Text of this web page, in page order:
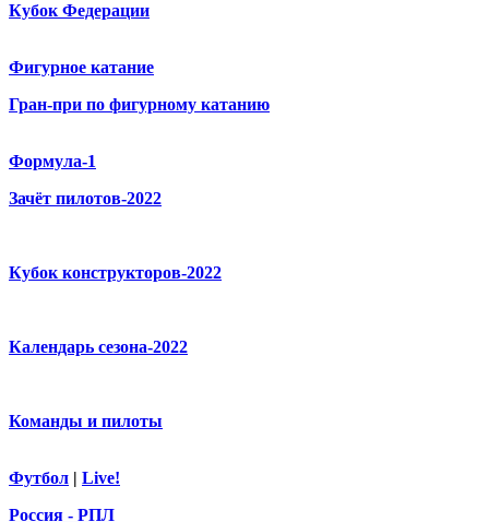
Кубок Федерации
Фигурное катание
Гран-при по фигурному катанию
Формула-1
Зачёт пилотов-2022
Кубок конструкторов-2022
Календарь сезона-2022
Команды и пилоты
Футбол | Live!
Россия - РПЛ